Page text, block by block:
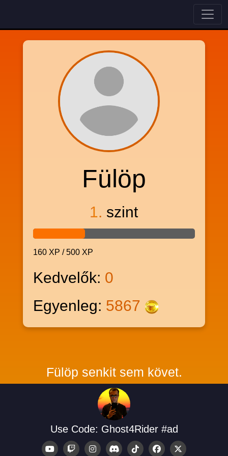
Fülöp
1. szint
160 XP / 500 XP
Kedvelők: 0
Egyenleg: 5867
Fülöp senkit sem követ.
Use Code: Ghost4Rider #ad